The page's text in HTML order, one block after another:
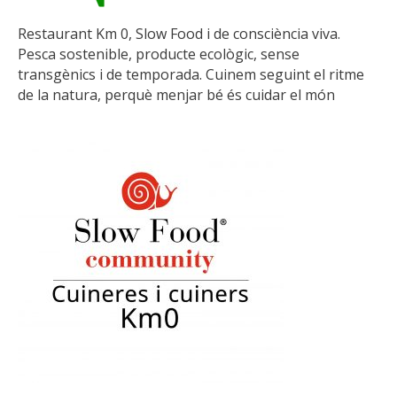
Restaurant Km 0, Slow Food i de consciència viva.
Pesca sostenible, producte ecològic, sense
transgènics i de temporada. Cuinem seguint el ritme
de la natura, perquè menjar bé és cuidar el món